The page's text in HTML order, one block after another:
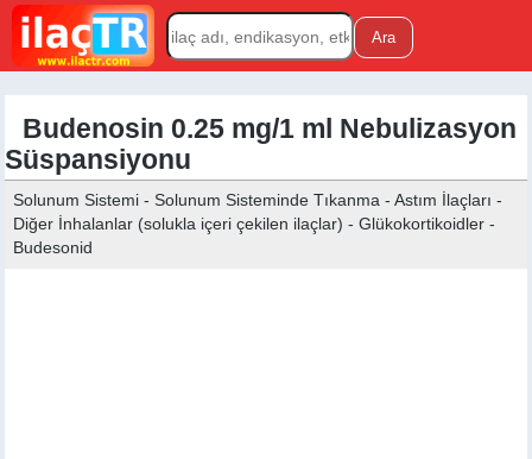
Budenosin 0.25 mg/1 ml Nebulizasyon
Süspansiyonu
Solunum Sistemi - Solunum Sisteminde Tıkanma - Astım İlaçları -
Diğer İnhalanlar (solukla içeri çekilen ilaçlar) - Glükokortikoidler -
Budesonid